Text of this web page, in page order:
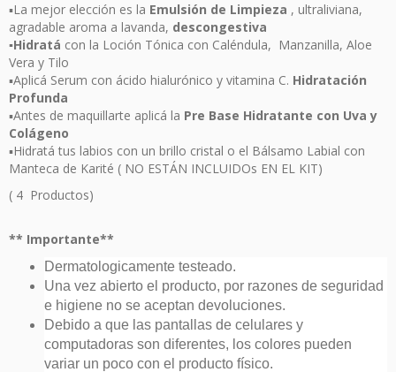
▪︎La mejor elección es la Emulsión de Limpieza , ultraliviana,
agradable aroma a lavanda, descongestiva
▪︎Hidratá con la Loción Tónica con Caléndula, Manzanilla, Aloe
Vera y Tilo
▪︎Aplicá Serum con ácido hialurónico y vitamina C. Hidratación
Profunda
▪︎Antes de maquillarte aplicá la Pre Base Hidratante con Uva y
Colágeno
▪︎Hidratá tus labios con un brillo cristal o el Bálsamo Labial con
Manteca de Karité ( NO ESTÁN INCLUIDOs EN EL KIT)
( 4 Productos)
** Importante**
Dermatologicamente testeado.
Una vez abierto el producto, por razones de seguridad
e higiene no se aceptan devoluciones.
Debido a que las pantallas de celulares y
computadoras son diferentes, los colores pueden
variar un poco con el producto físico.